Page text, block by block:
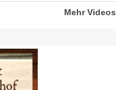
Mehr Videos